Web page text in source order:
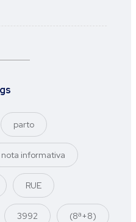
parto
nota informativa
RUE
3992 (8ª+8)